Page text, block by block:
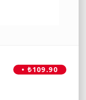
• ₺109.90